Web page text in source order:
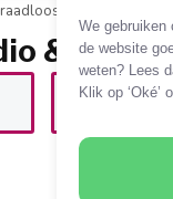
We gebruiken
de website
weten? Lees
Klik op
Audio & Video
& Video